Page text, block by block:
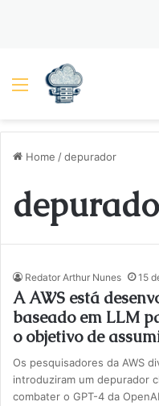
Menu
Home /depurador
Redator Arthur Nunes 15
A AWS está
baseado em LLM
o objetivo de
Os pesquisadores da AWS
introduziram um depurador
combater o GPT-4 da